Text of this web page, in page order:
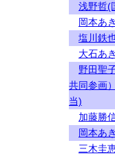
浅野哲(
岡本あ
塩川鉄
大石あ
野田聖
共同参画
当)
加藤勝
岡本あ
三木圭